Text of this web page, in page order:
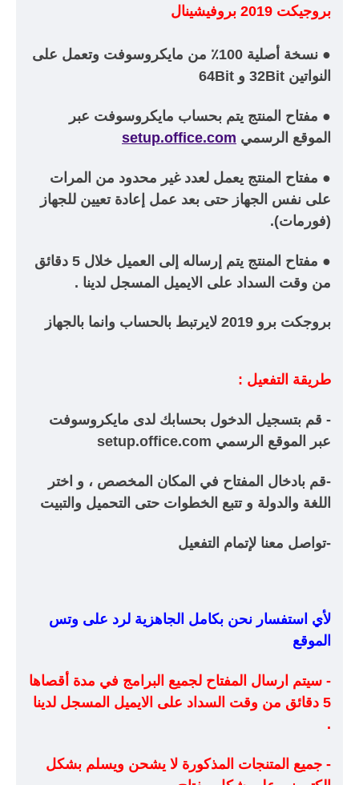
بروجيكت 2019 بروفيشينال
● نسخة أصلية 100٪ من مايكروسوفت وتعمل على
النواتين 32Bit و 64Bit
● مفتاح المنتج يتم بحساب مايكروسوفت عبر
الموقع الرسمي setup.office.com
● مفتاح المنتج يعمل لعدد غير محدود من المرات
على نفس الجهاز حتى بعد عمل إعادة تعيين للجهاز
(فورمات).
● مفتاح المنتج يتم إرساله إلى العميل خلال
5 دقائق
من وقت السداد على الايميل المسجل لدينا .
بروجكت برو 2019 لايرتبط بالحساب وانما بالجهاز
طريقة التفعيل :
- قم بتسجيل الدخول بحسابك لدى مايكروسوفت
عبر الموقع الرسمي setup.office.com
-قم بادخال المفتاح في المكان المخصص ، و اختر
اللغة والدولة و تتبع الخطوات حتى التحميل والتبيت
-تواصل معنا لإتمام التفعيل
لأي استفسار نحن بكامل الجاهزية لرد على وتس
الموقع
- سيتم ارسال المفتاح لجميع البرامج في مدة أقصاها
5 دقائق من وقت السداد على الايميل المسجل لدينا
.
- جميع المتنجات المذكورة لا يشحن ويسلم بشكل